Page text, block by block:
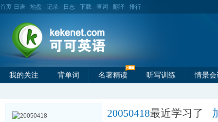
首页- 日语 - 地盘 - 记录 - 日志 - 下载 - 查词 - 翻译 - 排行
我的关注 背单词 名著精读 听写训练 情景会
20050418最近学习了